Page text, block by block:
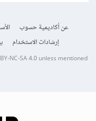
عن أكاديمية حسوب
إرشادات الاستخدام
BY-NC-SA 4.0unless mentioned